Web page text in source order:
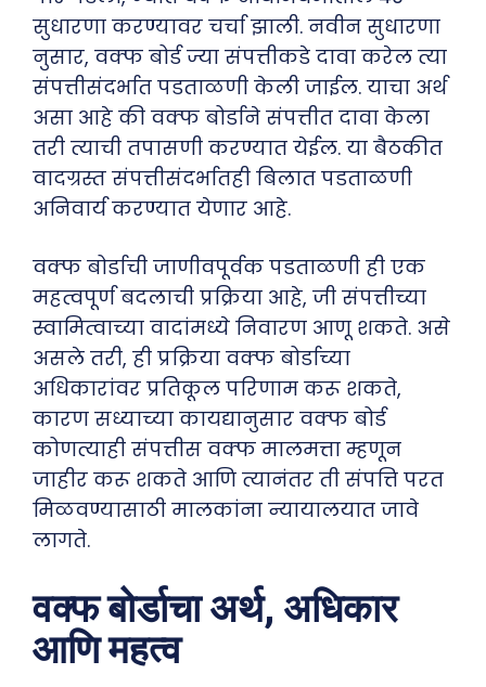
सुधारणा करण्यावर चर्चा झाली. नवीन सुधारणा
नुसार, वक्फ बोर्ड ज्या संपत्तीकडे दावा करेल त्या
संपत्तीसंदर्भात पडताळणी केली जाईल. याचा अर्थ
असा आहे की वक्फ बोर्डाने संपत्तीत दावा केला
तरी त्याची तपासणी करण्यात येईल. या बैठकीत
वादग्रस्त संपत्तीसंदर्भातही बिलात पडताळणी
अनिवार्य करण्यात येणार आहे.
वक्फ बोर्डाची जाणीवपूर्वक पडताळणी ही एक
महत्वपूर्ण बदलाची प्रक्रिया आहे, जी संपत्तीच्या
स्वामित्वाच्या वादांमध्ये निवारण आणू शकते. असे
असले तरी, ही प्रक्रिया वक्फ बोर्डाच्या
अधिकारांवर प्रतिकूल परिणाम करू शकते,
कारण सध्याच्या कायद्यानुसार वक्फ बोर्ड
कोणत्याही संपत्तीस वक्फ मालमत्ता म्हणून
जाहीर करू शकते आणि त्यानंतर ती संपत्ति परत
मिळवण्यासाठी मालकांना न्यायालयात जावे
लागते.
वक्फ बोर्डाचा अर्थ, अधिकार
आणि महत्व